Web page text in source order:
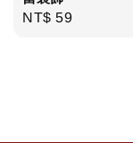
Regular
NT$ 59